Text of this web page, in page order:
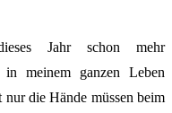
Jahr schon mehr
in meinem ganzen Leben
die Hände müssen beim